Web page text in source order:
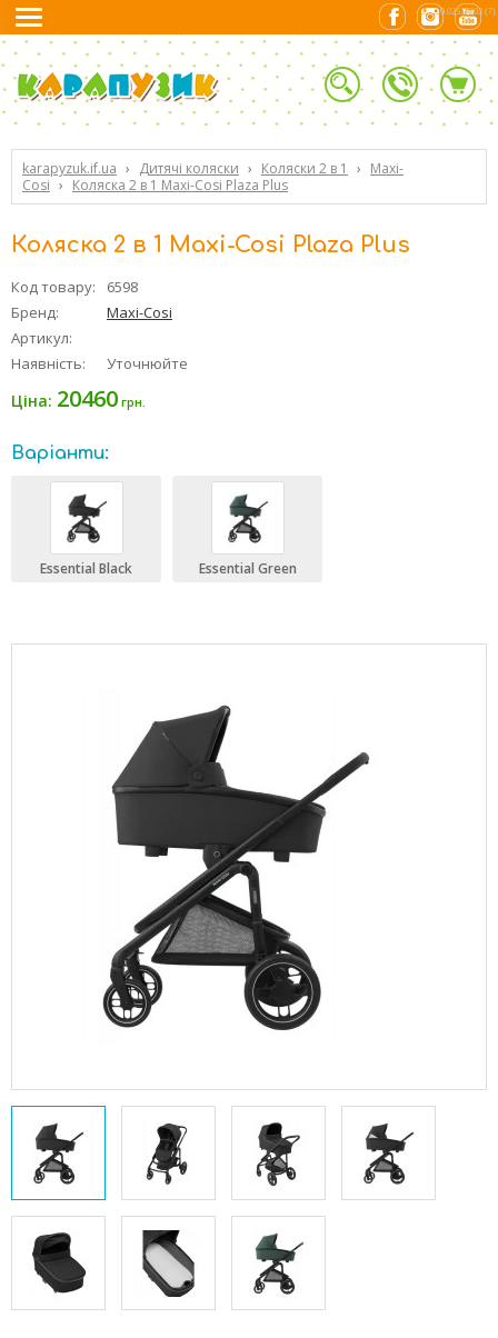
karapyzuk.if.ua › Дитячі коляски › Коляски 2 в 1 › Maxi-
Cosi › Коляска 2 в 1 Maxi-Cosi Plaza Plus
Коляска 2 в 1 Maxi-Cosi Plaza Plus
Код товару:
6598
Бренд:
Maxi-Cosi
Артикул:
Наявність:
Уточнюйте
Ціна: 20460 грн.
Варіанти:
Essential Black Essential Green
0.02537203 (7)